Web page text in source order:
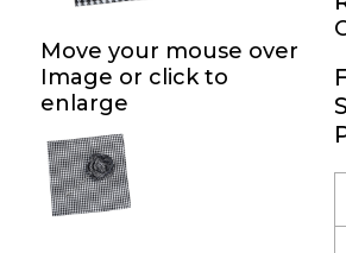
Move your mouse over
Image or click to
enlarge